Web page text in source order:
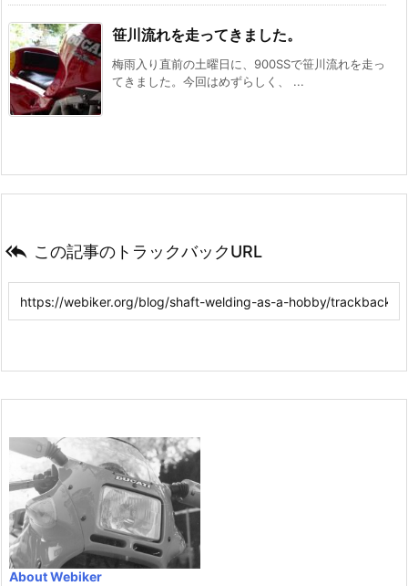
笹川流れを走ってきました。
梅雨入り直前の土曜日に、900SSで笹川流れを走っ
てきました。今回はめずらしく、 ...
 この記事のトラックバックURL
About Webiker